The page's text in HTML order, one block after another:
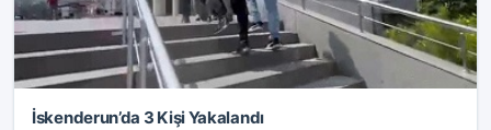
İskenderun’da 3 Kişi Yakalandı